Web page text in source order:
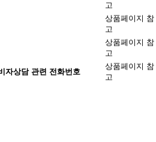
고
상품페이지 참
고
상품페이지 참
고
자상담 관련 전화번호
상품페이지 참
고